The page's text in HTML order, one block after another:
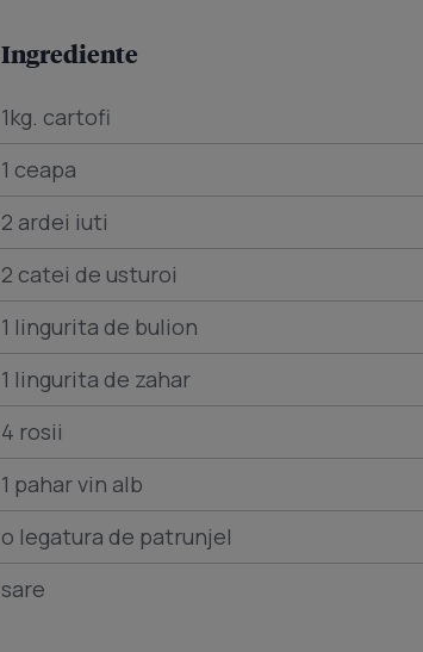
Ingrediente
1kg. cartofi
1 ceapa
2 ardei iuti
2 catei de usturoi
1 lingurita de bulion
1 lingurita de zahar
4 rosii
1 pahar vin alb
o legatura de patrunjel
sare